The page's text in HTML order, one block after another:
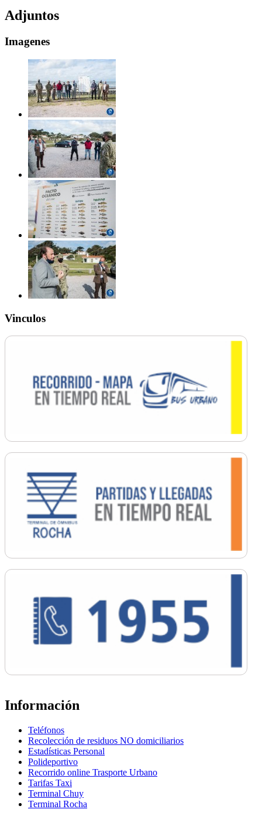
Adjuntos
Imagenes
Vinculos
Información
Teléfonos
Recolección de residuos NO domiciliarios
Estadísticas Personal
Polideportivo
Recorrido online Trasporte Urbano
Tarifas Taxi
Terminal Chuy
Terminal Rocha